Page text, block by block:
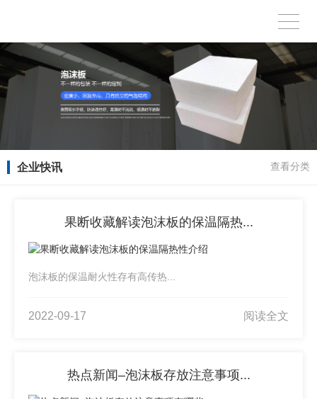
企业快讯 查看分类
果断收藏解读泡沫板的保温隔热...
泡沫板的保温耐火性存有高传热...
2022-09-17 阅读全文
热点新闻–泡沫板存放注意事项...